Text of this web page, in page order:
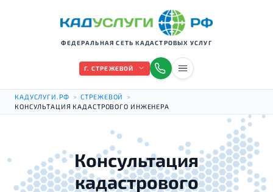
ФЕДЕРАЛЬНАЯ СЕТЬ КАДАСТРОВЫХ УСЛУГ
Г. СТРЕЖЕВОЙ
КАДУСЛУГИ.РФ > СТРЕЖЕВОЙ
>
КОНСУЛЬТАЦИЯ КАДАСТРОВОГО ИНЖЕНЕРА
Консультация
кадастрового